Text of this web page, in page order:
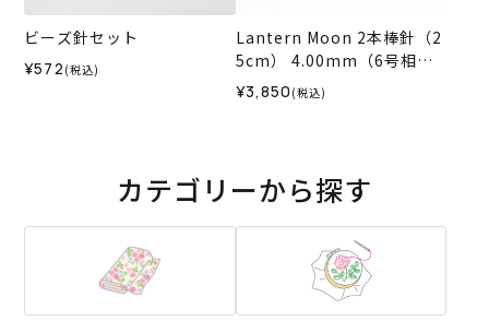
ビーズ針セット
¥572 (税込)
Lantern Moon 2本棒針（2
5cm） 4.00mm（6号相
当）
¥3,850 (税込)
カテゴリーから探す